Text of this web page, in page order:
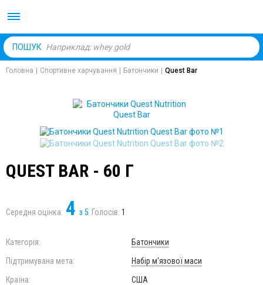
ПОШУК
Головна Спортивне харчування Батончики Quest Bar
QUEST BAR - 60 Г
Середня оцінка: 4 з 5 Голосів: 1
Категорія:
Батончики
Підтримувана мета:
Набір м'язової маси
Країна:
США